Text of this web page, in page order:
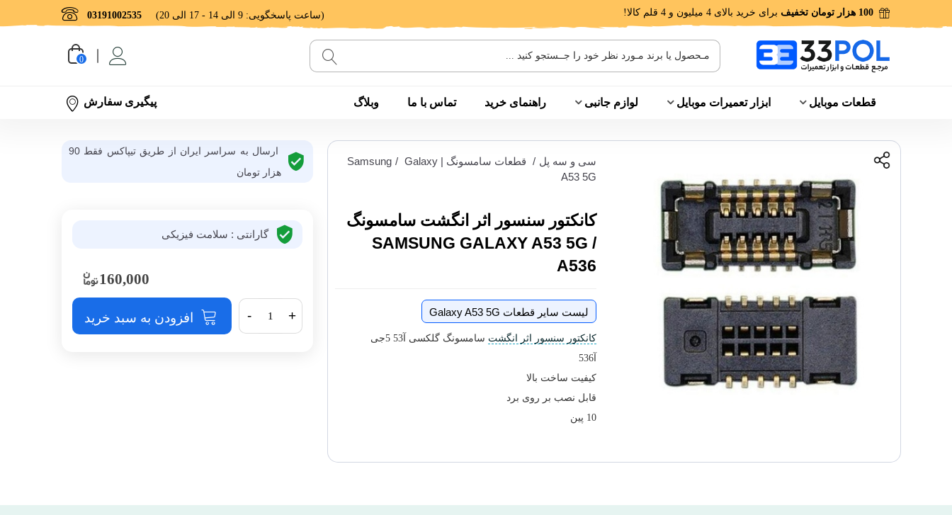
100 هزار تومان تخفیف برای خرید بالای 4 میلیون و 4 قلم کالا! 03191002535 (ساعت پاسخگویی: 9 الی 14 - 17 الی 20)
0
قطعات موبایل ابزار تعمیرات موبایل لوازم جانبی راهنمای خرید تماس با ما وبلاگ پیگیری سفارش
سی و سه پل / قطعات سامسونگ | Samsung / Galaxy
A53 5G
کانکتور سنسور اثر انگشت سامسونگ
SAMSUNG GALAXY A53 5G /
A536
لیست سایر قطعات Galaxy A53 5G
کانکتور سنسور اثر انگشت سامسونگ گلکسی آ53 5جی
کیفیت ساخت بالا
قابل نصب بر روی برد
10 پین
ارسال به سراسر ایران از طریق تیپاکس فقط 90
هزار تومان
گارانتی : سلامت فیزیکی
160,000
- + افزودن به سبد خرید